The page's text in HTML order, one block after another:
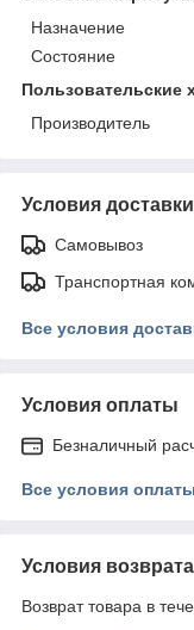
Назначение
Состояние
Пользовательские
Производитель
Условия доставки
Самовывоз
Транспортная
Все условия
Условия оплаты
Безналичный
Все условия оплаты
Условия возврата
Возврат товара в